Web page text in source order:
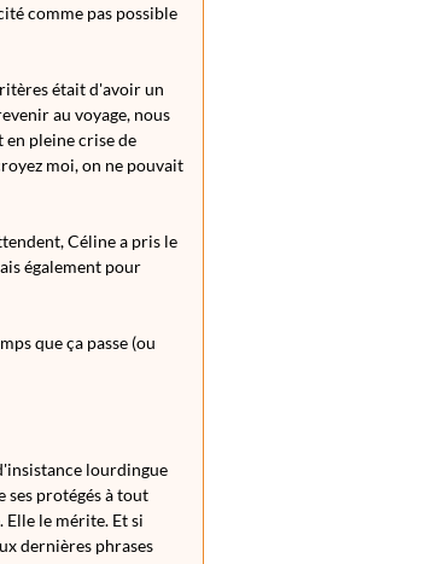
comme pas possible
était d'avoir un
au voyage, nous
en pleine crise de
moi, on ne pouvait
Céline a pris le
également pour
que ça passe (ou
lourdingue
ses protégés à tout
le mérite. Et si
dernières phrases